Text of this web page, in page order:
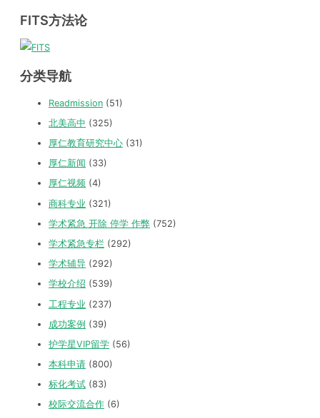
FITS方法论
分类导航
Readmission (51)
北美高中 (325)
厚仁教育研究中心 (31)
厚仁新闻 (33)
厚仁视频 (4)
商科专业 (321)
学术紧急 开除 停学 作弊 (752)
学术紧急专栏 (292)
学术辅导 (292)
学校介绍 (539)
工程专业 (237)
成功案例 (39)
护学星VIP留学 (56)
本科申请 (800)
标化考试 (83)
校际交流合作 (6)